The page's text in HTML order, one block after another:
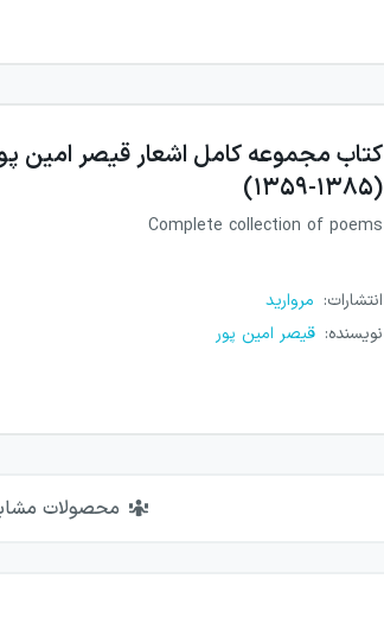
کتاب مجموعه کامل اشعار قیصر امین
(۱۳۸۵-۱۳۵۹)
Complete collection of poems
انتشارات: مروارید
نویسنده: قیصر امین پور
محصولات